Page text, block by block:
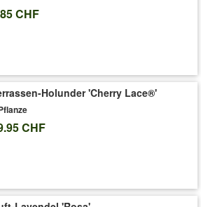
ca. 15-20 cm hoch
CHF
Holunder 'Cherry Lace®'
CHF